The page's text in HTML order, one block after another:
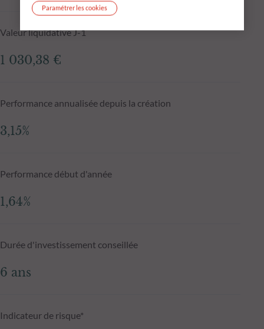
Valeur liquidative J-1
1 030,38 €
Performance annualisée depuis la création
3,15%
Performance début d'année
1,64%
Durée d'investissement conseillée
6 ans
Indicateur de risque*
Paramétrer les cookies